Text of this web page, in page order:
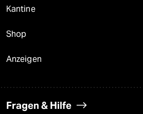
Kantine
Shop
Anzeigen
Fragen & Hilfe